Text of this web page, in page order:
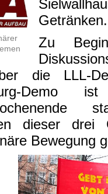
Getränken.
Zu
die LLL-
-Demo
dieser
Bewegung